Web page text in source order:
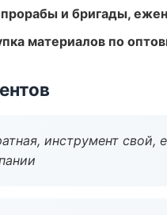
и бригады,
материалов по
инструмент свой,